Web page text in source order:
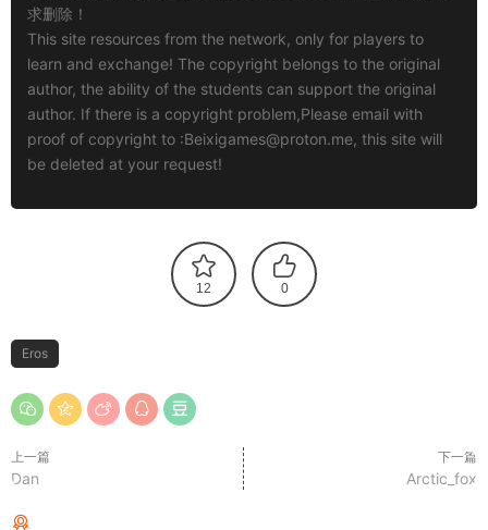
求删除！
This site resources from the network, only for players to
learn and exchange! The copyright belongs to the original
author, the ability of the students can support the original
author. If there is a copyright problem,Please email with
proof of copyright to :Beixigames@proton.me, this site will
be deleted at your request!
12 0
Eros
上一篇
Dan
下一篇
Arctic_fox